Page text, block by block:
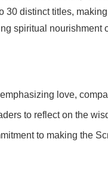
distinct titles,
spiritual nourishment
love,
to reflect on the
to making the